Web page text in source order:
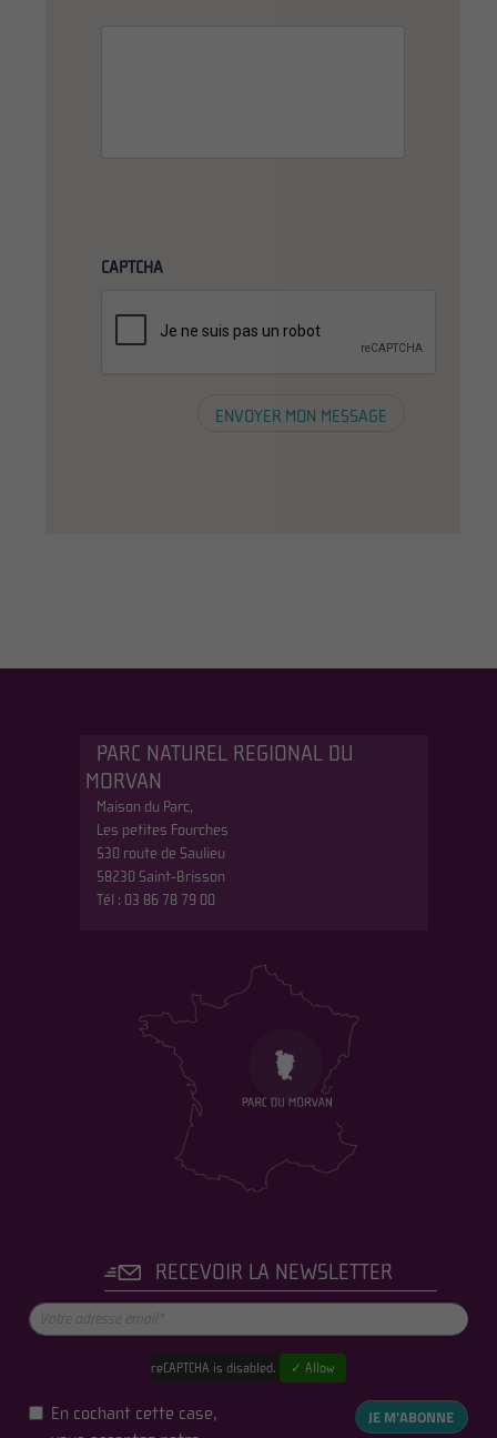
CAPTCHA
PARC NATUREL REGIONAL DU
MORVAN
Maison du Parc,
Les petites Fourches
530 route de Saulieu
58230 Saint-Brisson
Tél : 03 86 78 79 00
RECEVOIR LA NEWSLETTER
reCAPTCHA is disabled. ✓ Allow
En cochant cette case,
JE M'ABONNE